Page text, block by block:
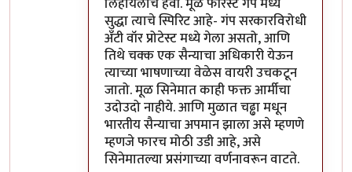
सुद्धा त्याचे स्पिरिट आहे- गंप सरकारविरोधी
अँटी वॉर प्रोटेस्ट मध्ये गेला असतो, आणि
तिथे चक्क एक सैन्याचा अधिकारी येऊन
त्याच्या भाषणाच्या वेळेस वायरी उचकटून
जातो. मूळ सिनेमात काही फक्त आर्मीचा
उदोउदो नाहीये. आणि मुळात चढ्ढा मधून
भारतीय सैन्याचा अपमान झाला असे म्हणणे
म्हणजे फारच मोठी उडी आहे, असे
सिनेमातल्या प्रसंगाच्या वर्णनावरून वाटते.